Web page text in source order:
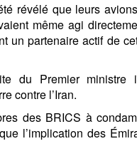
révélé que leurs
même agi
un partenaire actif de
du Premier ministre
contre l’Iran.
des BRICS à
l’implication des